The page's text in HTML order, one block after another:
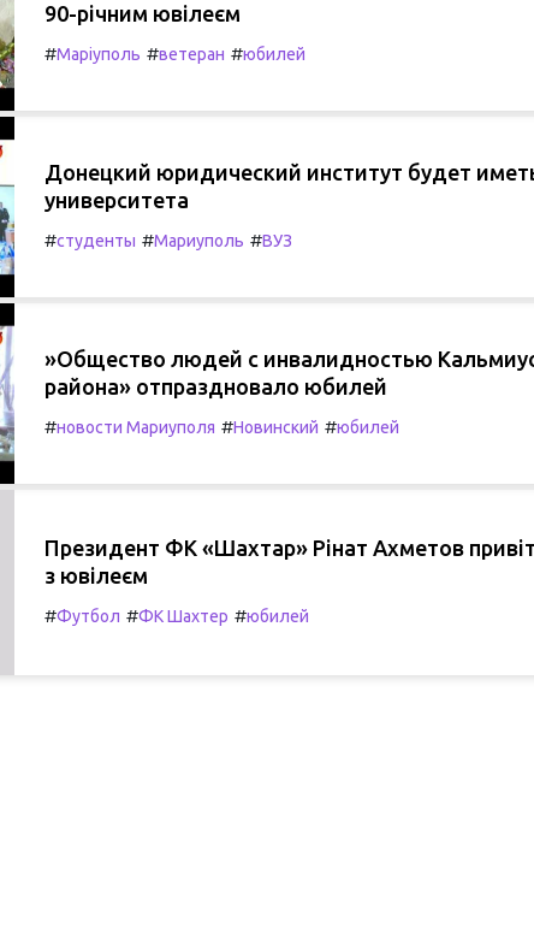
90-річним ювілеєм
#Маріуполь #ветеран #юбилей
Донецкий юридический институт будет
университета
#студенты #Мариуполь #ВУЗ
»Общество людей с инвалидностью
района» отпраздновало юбилей
#новости Мариуполя #Новинский #юбилей
Президент ФК «Шахтар» Рінат Ахметов
з ювілеєм
#Футбол #ФК Шахтер #юбилей